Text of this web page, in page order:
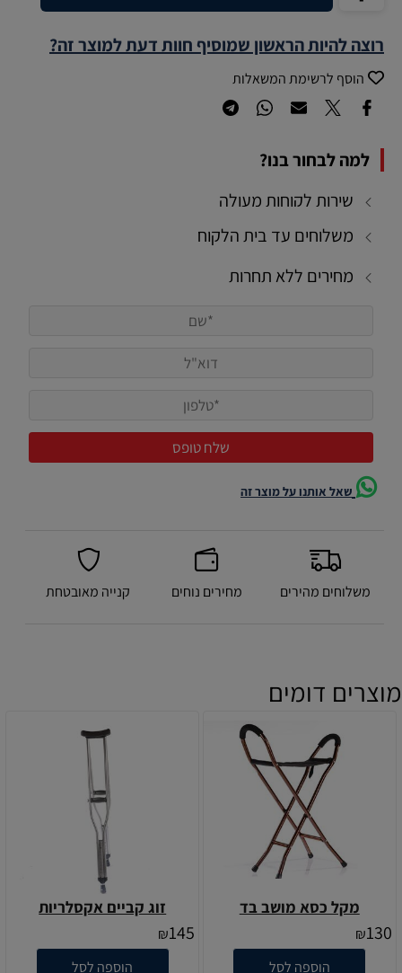
רוצה להיות הראשון שמוסיף חוות דעת למוצר זה?
הוסף לרשימת המשאלות
למה לבחור בנו?
שירות לקוחות מעולה
משלוחים עד בית הלקוח
מחירים ללא תחרות
שאל אותנו על מוצר זה
משלוחים מהירים מחירים נוחים קנייה מאובטחת
מוצרים דומים
מקל כסא מושב בד
₪130
הוספה לסל
זוג קביים אקסלריות
₪145
הוספה לסל